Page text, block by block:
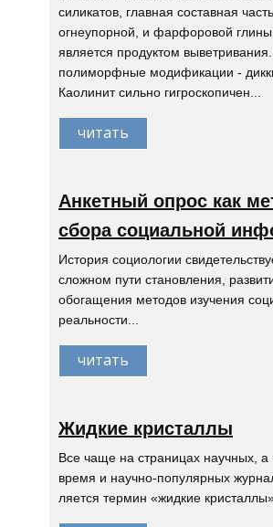
силикатов, главная составная
огнеупорной, и фарфоровой
является продуктом
полиморфные модификации -
Каолинит сильно гигроскопичен...
читать
Анкетный опрос как
сбора социальной
История социологии
сложном пути становления,
обогащения методов изучения
реальности...
читать
Жидкие кристаллы
Все чаще на страницах научных, а
время и научно-популярных
ляется термин «жидкие